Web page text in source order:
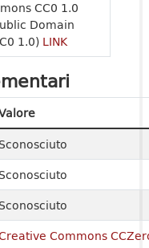
CC0 1.0
Domain
1.0) LINK
Sconosciuto
Sconosciuto
Sconosciuto
Commons